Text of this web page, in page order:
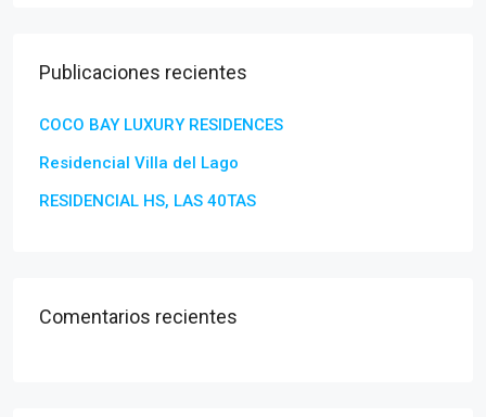
Publicaciones recientes
COCO BAY LUXURY RESIDENCES
Residencial Villa del Lago
RESIDENCIAL HS, LAS 40TAS
Comentarios recientes